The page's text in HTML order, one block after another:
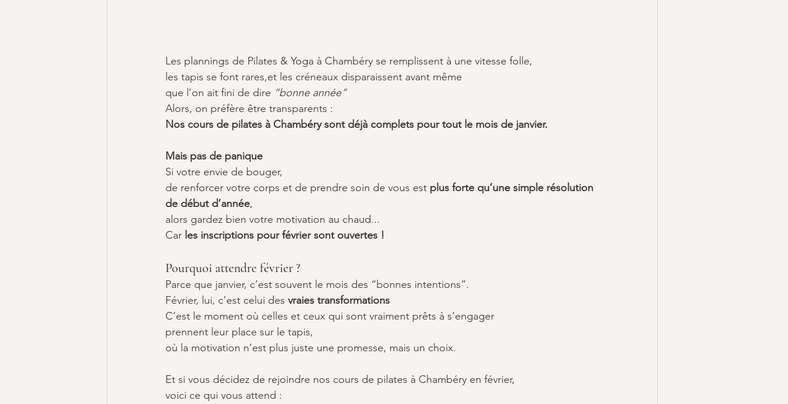
Les plannings de Pilates & Yoga à Chambéry se remplissent à une vitesse folle,
les tapis se font rares,et les créneaux disparaissent avant même
que l’on ait fini de dire “bonne année”
Alors, on préfère être transparents :
Nos cours de pilates à Chambéry sont déjà complets pour tout le mois de janvier.
Mais pas de panique
Si votre envie de bouger,
de renforcer votre corps et de prendre soin de vous est plus forte qu’une simple résolution
de début d’année,
alors gardez bien votre motivation au chaud...
Car les inscriptions pour février sont ouvertes !
Pourquoi attendre février ?
Parce que janvier, c’est souvent le mois des “bonnes intentions”.
Février, lui, c’est celui des vraies transformations
C’est le moment où celles et ceux qui sont vraiment prêts à s’engager
prennent leur place sur le tapis,
où la motivation n’est plus juste une promesse, mais un choix.
Et si vous décidez de rejoindre nos cours de pilates à Chambéry en février,
voici ce qui vous attend :